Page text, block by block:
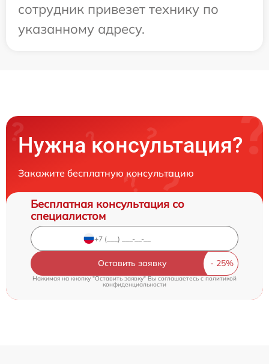
сотрудник привезет технику по
указанному адресу.
Нужна консультация?
Закажите бесплатную консультацию
Бесплатная консультация со
специалистом
Оставить заявку
Нажимая на кнопку "Оставить заявку" Вы соглашаетесь c политикой
конфиденциальности